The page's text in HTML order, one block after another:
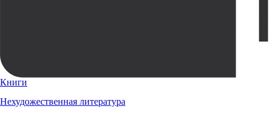
Книги
Нехудожественная литература